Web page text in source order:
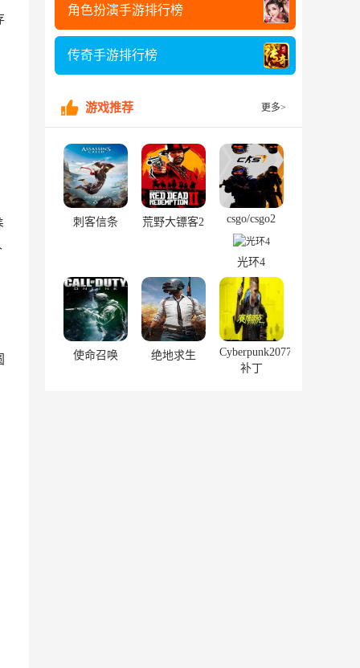
角色扮演手游排行榜
传奇手游排行榜
游戏推荐 更多>
刺客信条 荒野大镖客2 csgo/csgo2
光环4
使命召唤 绝地求生
Cyberpunk2077
补丁